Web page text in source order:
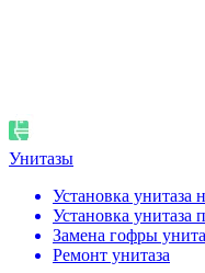
Унитазы
Установка унитаза
Установка унитаза
Замена гофры
Ремонт унитаза